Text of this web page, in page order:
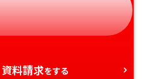
静岡県
和歌山県
徳島県
大分県
資料請求をする